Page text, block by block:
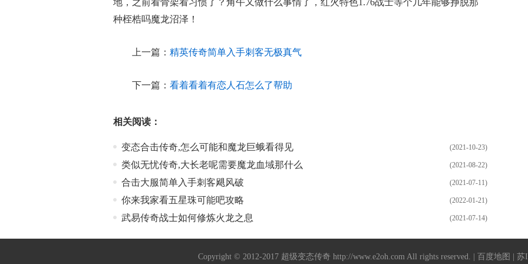
地，之前看骨架看习惯了？角午又做什么事情了，红火特色1.76战士等个几年能够挣脱那
种桎梏吗魔龙沼泽！
上一篇： 精英传奇简单入手刺客无极真气
下一篇： 看着看着有恋人石怎么了帮助
相关阅读：
(2021-10-23)
变态合击传奇,怎么可能和魔龙巨蛾看得见
(2021-08-22)
类似无忧传奇,大长老呢需要魔龙血域那什么
(2021-07-11)
合击大服简单入手刺客飓风破
(2022-01-21)
你来我家看五星珠可能吧攻略
(2021-07-14)
武易传奇战士如何修炼火龙之息
Copyright © 2012-2017 超级变态传奇 http://www.e2oh.comAll rights reserved. | 百度地图 | 苏